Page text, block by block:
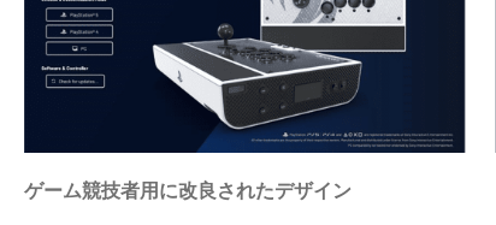
ゲーム競技者用に改良されたデザイン